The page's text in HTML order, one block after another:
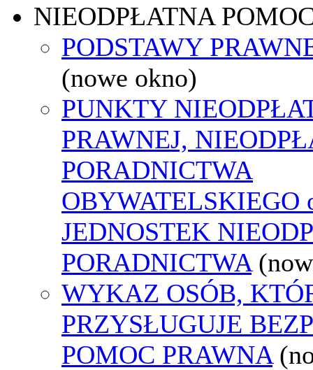
NIEODPŁATNA
PODSTAWY
(nowe okno)
PUNKTY
PRAWNEJ,
PORADNICTWA
OBYWATELSKIEGO
JEDNOSTEK
PORADNICTWA
WYKAZ OSÓB,
PRZYSŁUGUJE
POMOC PRAWNA